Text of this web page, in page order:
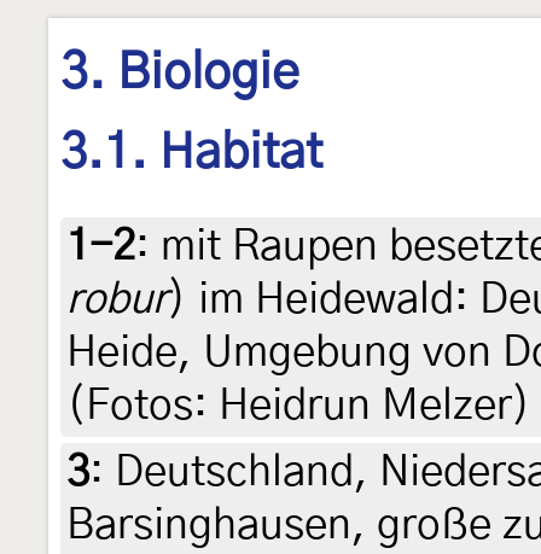
3. Biologie
3.1. Habitat
1-2: mit Raupen
robur) im Heidewald:
Heide, Umgebung von
(Fotos: Heidrun Melzer)
3: Deutschland,
Barsinghausen, große